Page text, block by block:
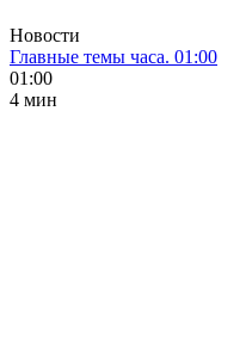
Новости
Главные темы часа. 01:00
01:00
4 мин